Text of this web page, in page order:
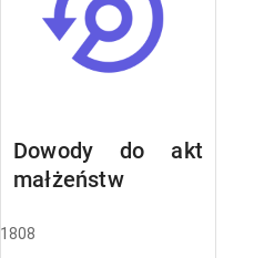
Dowody do akt
małżeństw
1808